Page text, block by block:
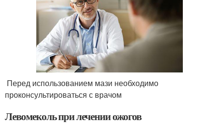
Перед использованием мази необходимо
проконсультироваться с врачом
Левомеколь при лечении ожогов